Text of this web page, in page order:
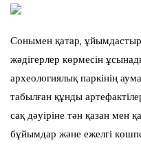
Сонымен қатар,
жәдігерлер көрмесін
археологиялық паркінің
табылған құнды
сақ дәуіріне тән қазан мен
бұйымдар және ежелгі